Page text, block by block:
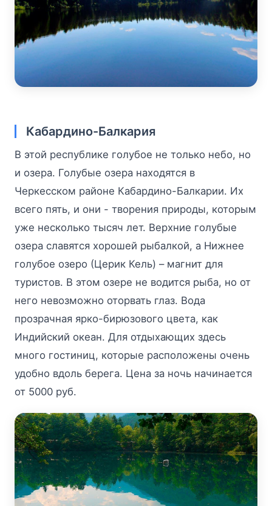
Кабардино-Балкария
В этой республике голубое не только небо, но
и озера. Голубые озера находятся в
Черкесском районе Кабардино-Балкарии. Их
всего пять, и они - творения природы, которым
уже несколько тысяч лет. Верхние голубые
озера славятся хорошей рыбалкой, а Нижнее
голубое озеро (Церик Кель) – магнит для
туристов. В этом озере не водится рыба, но от
него невозможно оторвать глаз. Вода
прозрачная ярко-бирюзового цвета, как
Индийский океан. Для отдыхающих здесь
много гостиниц, которые расположены очень
удобно вдоль берега. Цена за ночь начинается
от 5000 руб.